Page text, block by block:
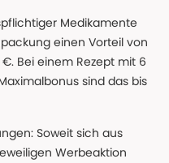
Medikamente
einen Vorteil von
Bei einem Rezept mit 6
sind das bis
Soweit sich aus
Werbeaktion